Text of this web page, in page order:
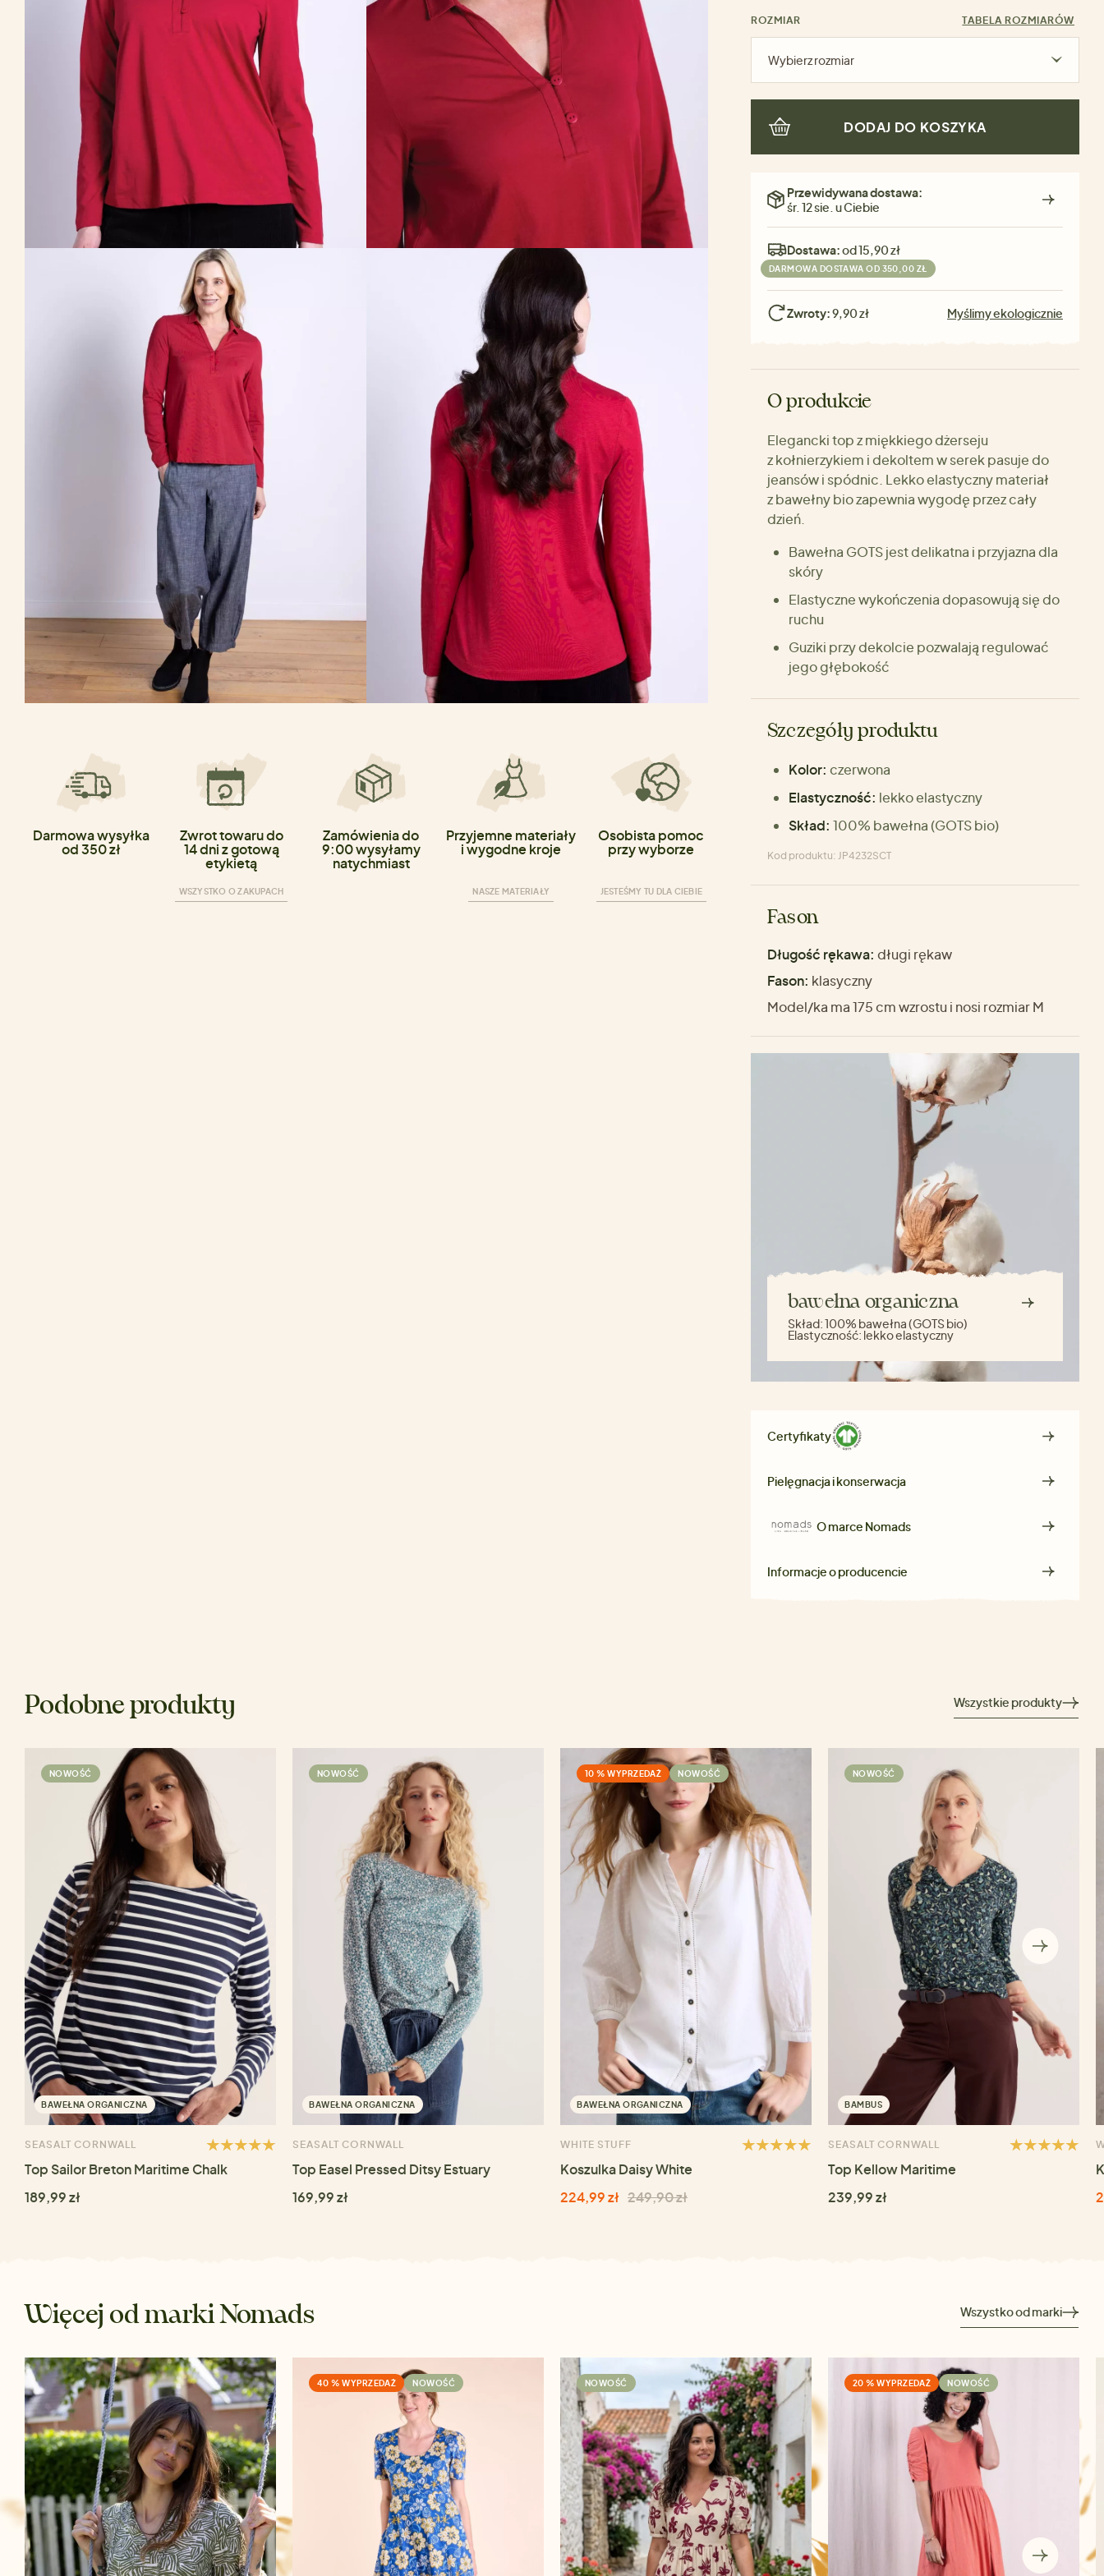
Darmowa wysyłka
od 350 zł
Zwrot towaru do
14 dni z gotową
etykietą
WSZYSTKO O ZAKUPACH
Zamówienia do
9:00 wysyłamy
natychmiast
Przyjemne materiały
i wygodne kroje
NASZE MATERIAŁY
Osobista pomoc
przy wyborze
JESTEŚMY TU DLA CIEBIE
ROZMIAR TABELA ROZMIARÓW
Wybierz rozmiar
DODAJ DO KOSZYKA
Przewidywana dostawa:
śr. 12 sie. u Ciebie
Dostawa:od 15,90 zł
DARMOWA DOSTAWA OD 350,00 ZŁ
Zwroty:9,90 zł Myślimy ekologicznie
O produkcie
Elegancki top z miękkiego dżerseju
z kołnierzykiem i dekoltem w serek pasuje do
jeansów i spódnic. Lekko elastyczny materiał
z bawełny bio zapewnia wygodę przez cały
dzień.
Bawełna GOTS jest delikatna i przyjazna dla
skóry
Elastyczne wykończenia dopasowują się do
ruchu
Guziki przy dekolcie pozwalają regulować
jego głębokość
Szczegóły produktu
Kolor: czerwona
Elastyczność: lekko elastyczny
Skład: 100% bawełna (GOTS bio)
Kod produktu: JP4232SCT
Fason
Długość rękawa: długi rękaw
Fason: klasyczny
Model/ka ma 175 cm wzrostu i nosi rozmiar M
bawełna organiczna
Skład:100% bawełna (GOTS bio)
Elastyczność: lekko elastyczny
Certyfikaty
Pielęgnacja i konserwacja
O marce Nomads
Informacje o producencie
Podobne produkty Wszystkie produkty
NOWOŚĆ
BAWEŁNA ORGANICZNA
SEASALT CORNWALL
Top Sailor Breton Maritime Chalk
189,99 zł
NOWOŚĆ
BAWEŁNA ORGANICZNA
SEASALT CORNWALL
Top Easel Pressed Ditsy Estuary
169,99 zł
10 % WYPRZEDAŻ NOWOŚĆ
BAWEŁNA ORGANICZNA
WHITE STUFF
Koszulka Daisy White
224,99 zł 249,90 zł
NOWOŚĆ
BAMBUS
SEASALT CORNWALL
Top Kellow Maritime
239,99 zł
Więcej od marki Nomads Wszystko od marki
40 % WYPRZEDAŻ NOWOŚĆ NOWOŚĆ 20 % WYPRZEDAŻ NOWOŚĆ